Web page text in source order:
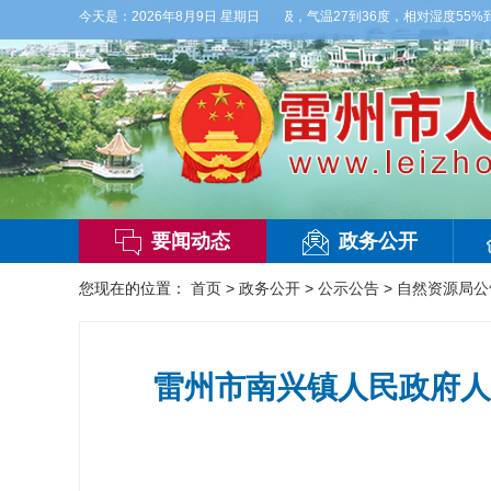
今天是： 2026年8月9日 星期日
到明天白天，多云间晴，有雷阵雨，偏西风3级，气温27到36度，相对湿度55%
要闻动态 政务公开
您现在的位置： 首页 > 政务公开 > 公示公告 > 自然资源局
雷州市南兴镇人民政府